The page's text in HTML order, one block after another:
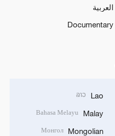
العربية
Documentary
Lao
ລາວ
Malay
Bahasa Melayu
Mongolian
Монгол